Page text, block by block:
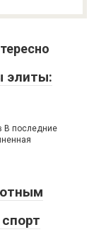
элиты:
В последние